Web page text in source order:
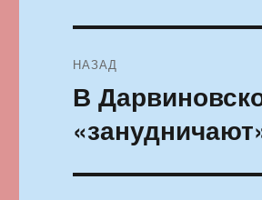
по
записям
НАЗАД
Предыдущая
запись:
В